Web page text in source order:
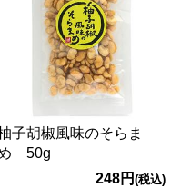
子胡椒風味のそらま
50g
248円 (税込)